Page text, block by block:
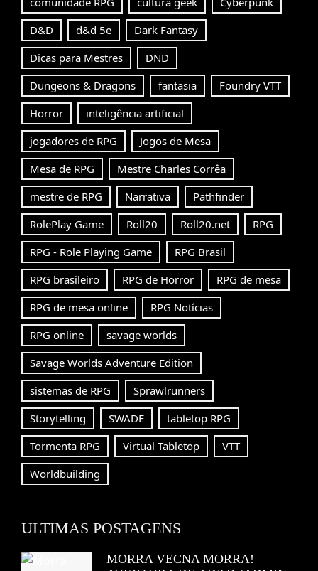
D&D
d&d 5e
Dark Fantasy
Dicas para Mestres
DND
Dungeons & Dragons
fantasia
Foundry VTT
Horror
inteligência artificial
jogadores de RPG
Jogos de Mesa
Mesa de RPG
Mestre Charles Corrêa
mestre de RPG
Narrativa
Pathfinder
RolePlay Game
Roll20 Roll20.net
RPG
RPG - Role Playing Game
RPG Brasil
RPG brasileiro
RPG de Horror
RPG de mesa
RPG de mesa online
RPG Notícias
RPG online
savage worlds
Savage Worlds Adventure Edition
sistemas de RPG
Sprawlrunners
Storytelling
SWADE
tabletop RPG
Tormenta RPG
Virtual Tabletop
VTT
Worldbuilding
ULTIMAS POSTAGENS
MORRA VECNA MORRA! –